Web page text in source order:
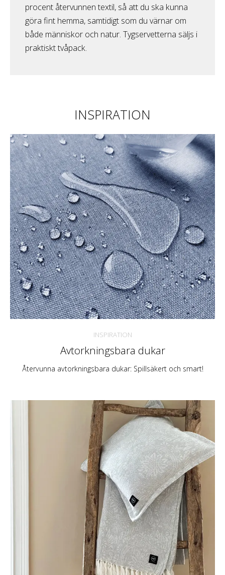
procent återvunnen textil, så att du ska kunna
göra fint hemma, samtidigt som du värnar om
både människor och natur. Tygservetterna säljs i
praktiskt tvåpack.
INSPIRATION
INSPIRATION
Avtorkningsbara dukar
Återvunna avtorkningsbara dukar: Spillsäkert och smart!